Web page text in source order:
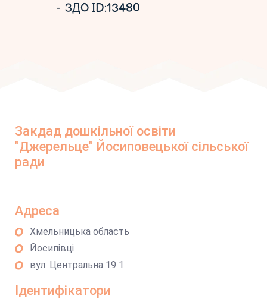
ЗДО ID:13480
Закдад дошкільної освіти
"Джерельце" Йосиповецької сільської
ради
Адреса
Хмельницька область
Йосипівці
вул. Центральна 19 1
Ідентифікатори